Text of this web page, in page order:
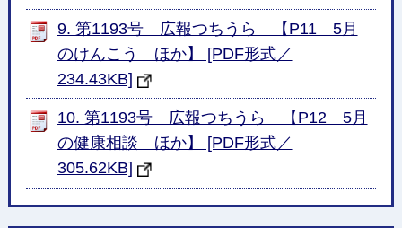
9. 第1193号 広報つちうら 【P11 5月
のけんこう ほか】 [PDF形式／
234.43KB]
10. 第1193号 広報つちうら 【P12 5月
の健康相談 ほか】 [PDF形式／
305.62KB]